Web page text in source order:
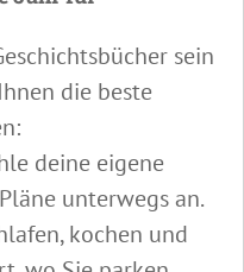
sein
die beste
deine eigene
unterwegs an.
kochen und